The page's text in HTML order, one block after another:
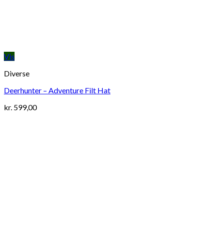
Vis
Diverse
Deerhunter – Adventure Filt Hat
kr. 599,00